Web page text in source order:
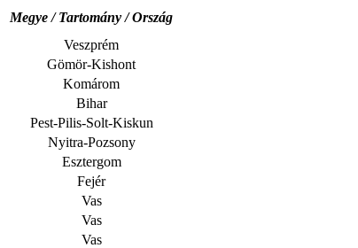
Megye / Tartomány / Ország
Veszprém
Gömör-Kishont
Komárom
Bihar
Pest-Pilis-Solt-Kiskun
Nyitra-Pozsony
Esztergom
Fejér
Vas
Vas
Vas